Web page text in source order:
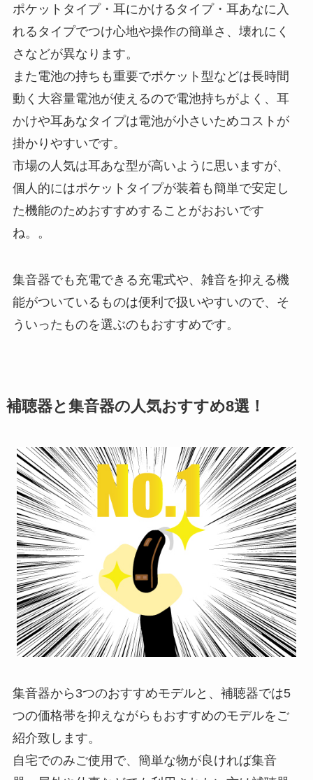
ポケットタイプ・耳にかけるタイプ・耳あなに入
れるタイプでつけ心地や操作の簡単さ、壊れにく
さなどが異なります。
また電池の持ちも重要でポケット型などは長時間
動く大容量電池が使えるので電池持ちがよく、耳
かけや耳あなタイプは電池が小さいためコストが
掛かりやすいです。
市場の人気は耳あな型が高いように思いますが、
個人的にはポケットタイプが装着も簡単で安定し
た機能のためおすすめすることがおおいです
ね。。
集音器でも充電できる充電式や、雑音を抑える機
能がついているものは便利で扱いやすいので、そ
ういったものを選ぶのもおすすめです。
補聴器と集音器の人気おすすめ8選！
集音器から3つのおすすめモデルと、補聴器では5
つの価格帯を抑えながらもおすすめのモデルをご
紹介致します。
自宅でのみご使用で、簡単な物が良ければ集音